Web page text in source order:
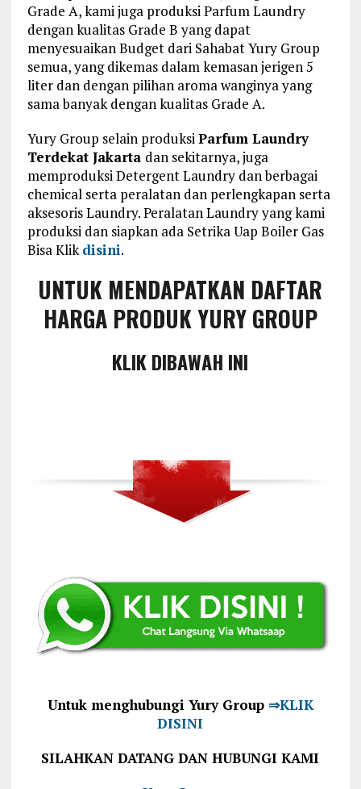
Grade A, kami juga produksi Parfum Laundry
dengan kualitas Grade B yang dapat
menyesuaikan Budget dari Sahabat Yury Group
semua, yang dikemas dalam kemasan jerigen 5
liter dan dengan pilihan aroma wanginya yang
sama banyak dengan kualitas Grade A.
Yury Group selain produksiParfum Laundry
Terdekat Jakarta dan sekitarnya, juga
memproduksi Detergent Laundry dan berbagai
chemical serta peralatan dan perlengkapan serta
aksesoris Laundry. Peralatan Laundry yang kami
produksi dan siapkan ada Setrika Uap Boiler Gas
Bisa Klikdisini.
UNTUK MENDAPATKAN DAFTAR
HARGA PRODUK YURY GROUP
KLIK DIBAWAH INI
Untuk menghubungi Yury Group⇒KLIK
DISINI
SILAHKAN DATANG DAN HUBUNGI KAMI